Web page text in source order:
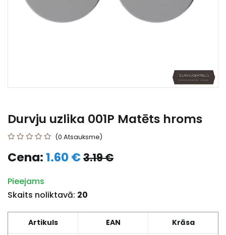
Durvju uzlika 001P Matēts hroms
(0 Atsauksme)
Cena:1.60 €3.19 €
Pieejams
Skaits noliktavā: 20
Artikuls EAN Krāsa